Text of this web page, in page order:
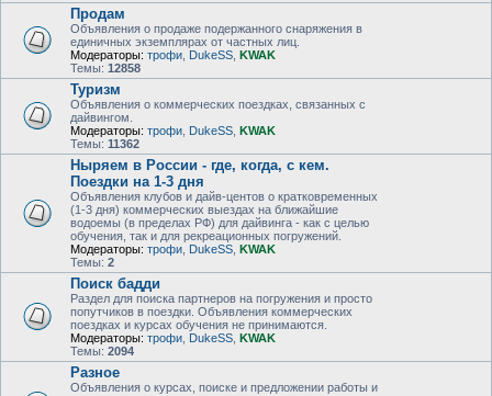
Продам
Объявления о продаже подержанного снаряжения в
единичных экземплярах от частных лиц.
Модераторы: трофи DukeSS KWAK
Темы: 12858
Туризм
Объявления о коммерческих поездках, связанных с
дайвингом.
Модераторы: трофи DukeSS KWAK
Темы: 11362
Ныряем в России - где, когда, с кем.
Поездки на 1-3 дня
Объявления клубов и дайв-центов о кратковременных
(1-3 дня) коммерческих выездах на ближайшие
водоемы (в пределах РФ) для дайвинга - как с целью
обучения, так и для рекреационных погружений.
Модераторы: трофи DukeSS KWAK
Темы: 2
Поиск бадди
Раздел для поиска партнеров на погружения и просто
попутчиков в поездки. Объявления коммерческих
поездках и курсах обучения не принимаются.
Модераторы: трофи DukeSS KWAK
Темы: 2094
Разное
Объявления о курсах, поиске и предложении работы и